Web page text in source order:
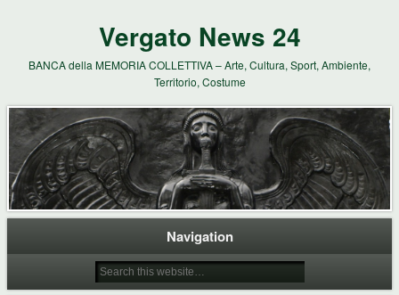
Vergato News 24
BANCA della MEMORIA COLLETTIVA – Arte, Cultura, Sport, Ambiente,
Territorio, Costume
Navigation